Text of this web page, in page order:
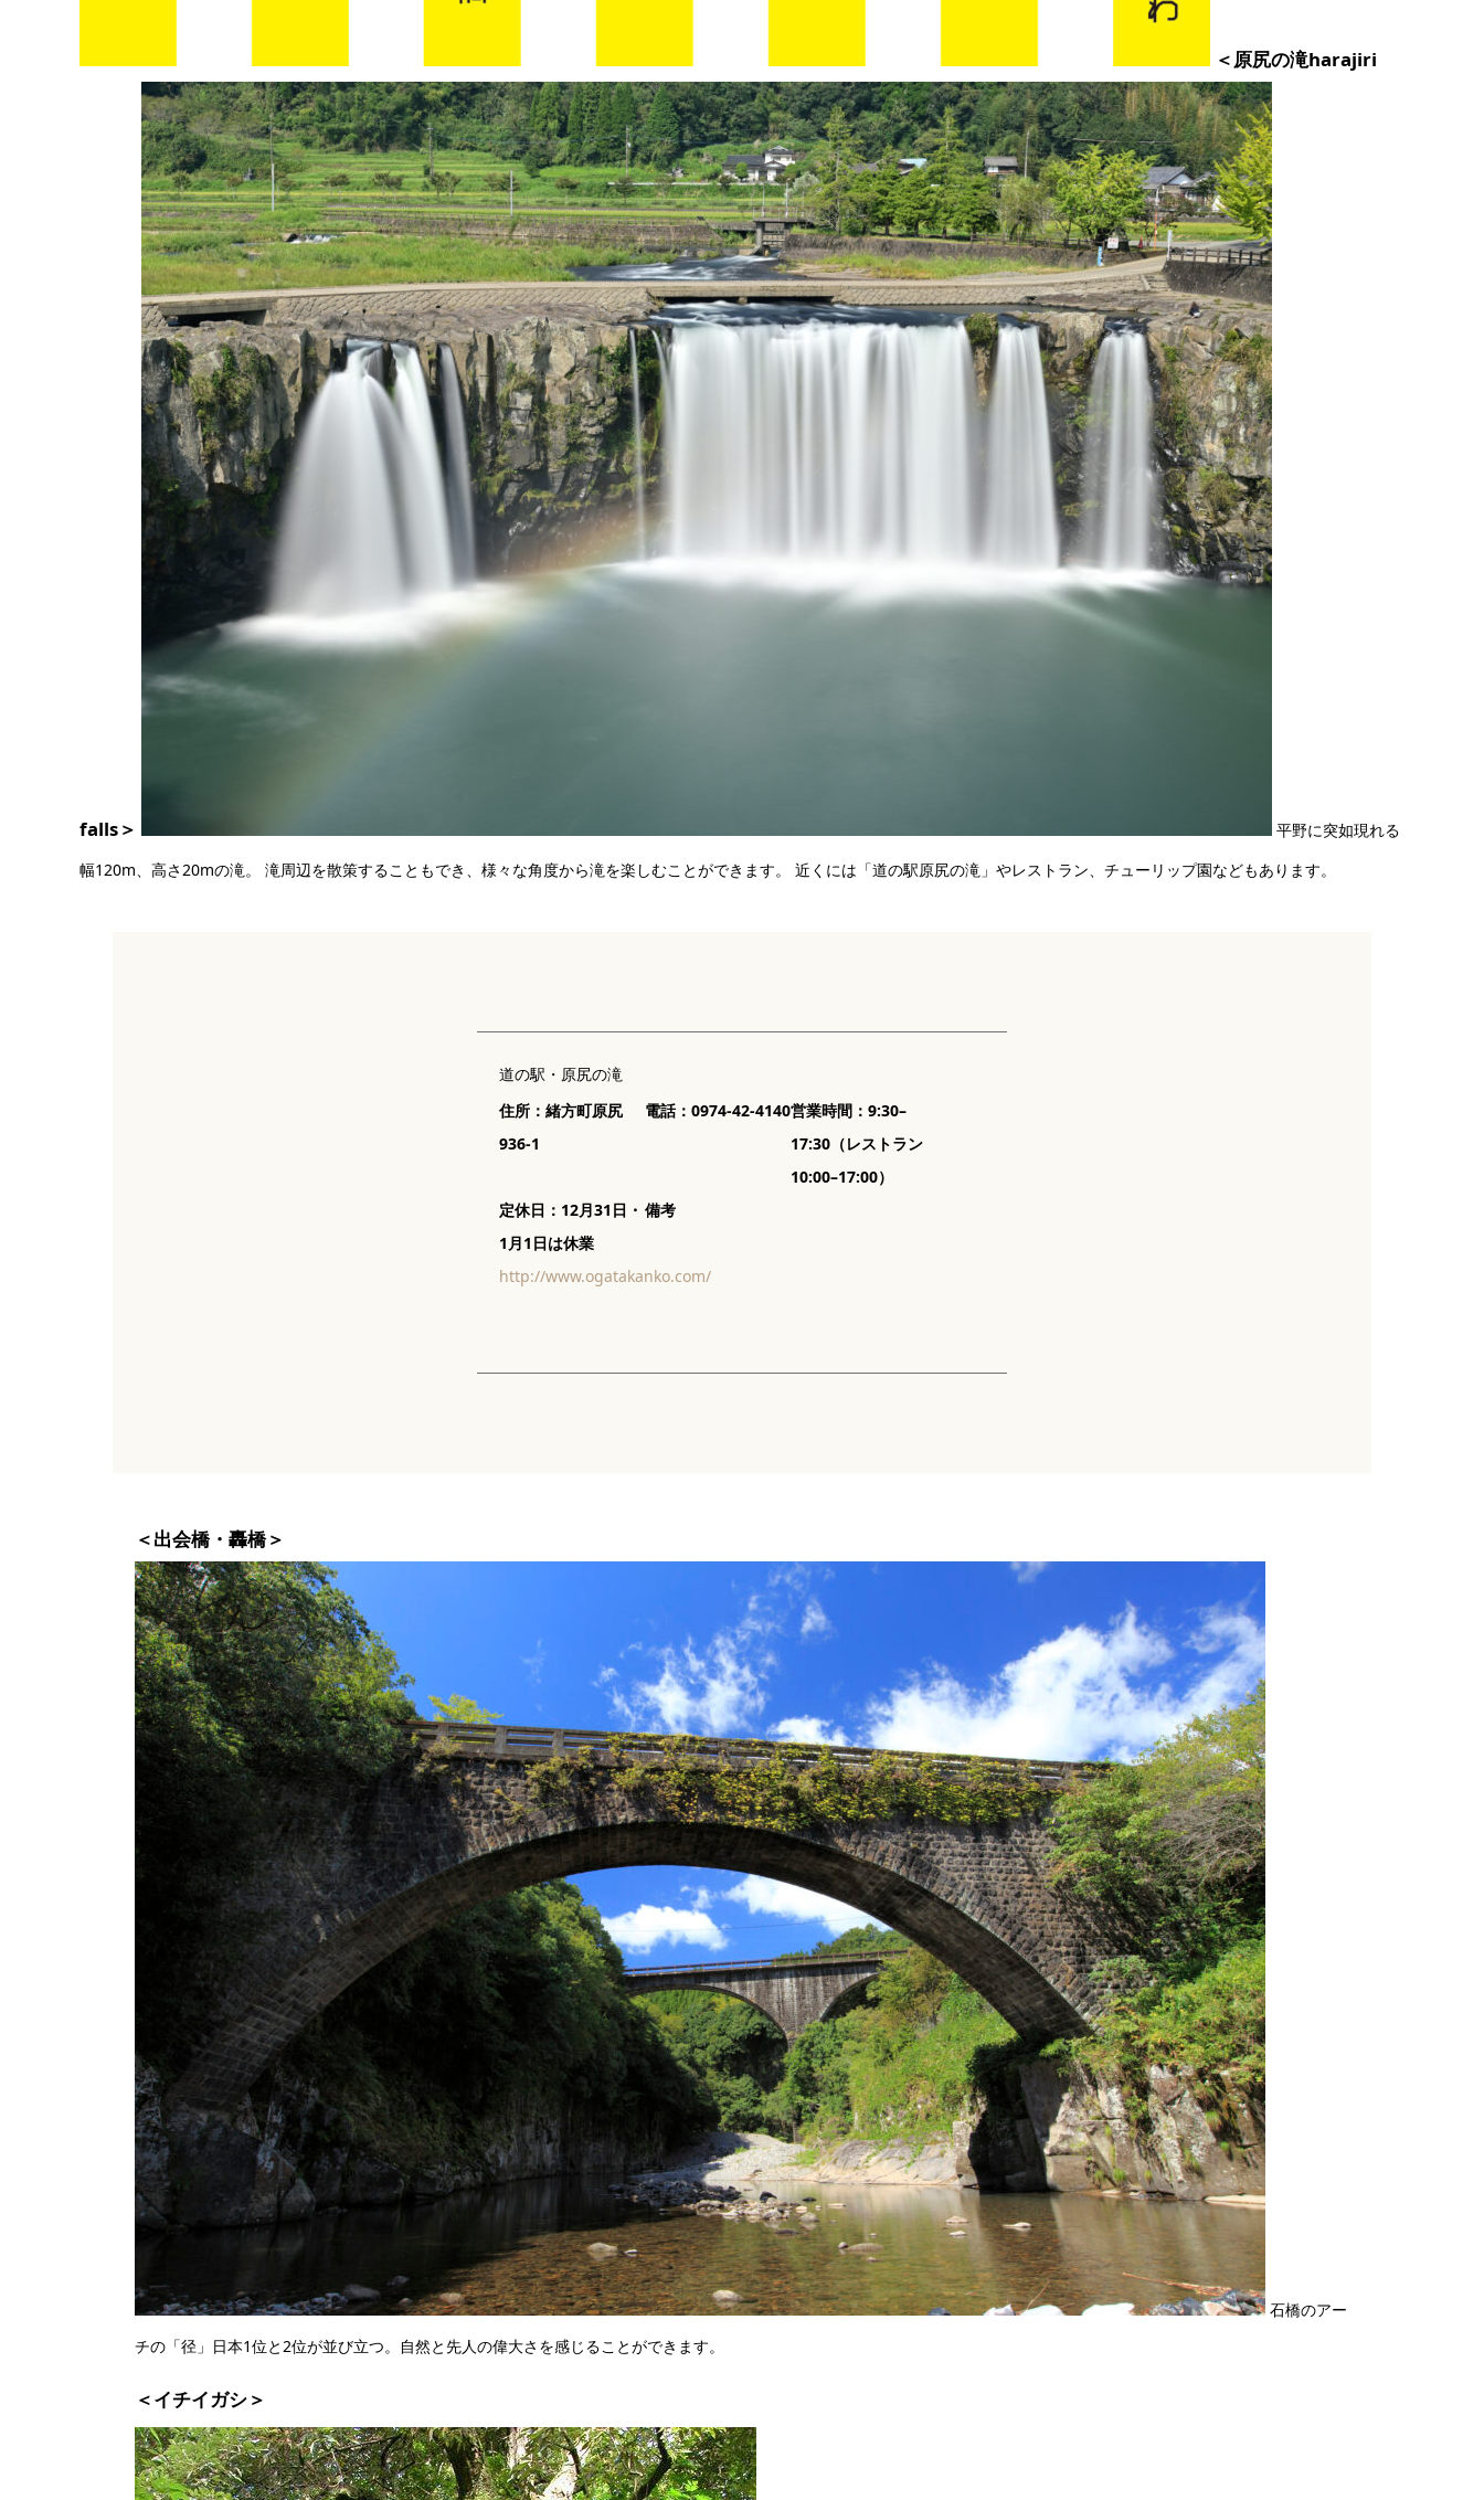
＜原尻の滝harajiri
falls＞
平野に突如現れる
幅120m、高さ20mの滝。 滝周辺を散策することもでき、様々な角度から滝を楽しむことができます。 近くには「道の駅原尻の滝」やレストラン、チューリップ園などもあります。
道の駅・原尻の滝
住所：緒方町原尻
936-1
電話：0974-42-4140営業時間：9:30–
17:30（レストラン
10:00–17:00）
定休日：12月31日・
1月1日は休業
備考
http://www.ogatakanko.com/
＜出会橋・轟橋＞
石橋のアー
チの「径」日本1位と2位が並び立つ。自然と先人の偉大さを感じることができます。
＜イチイガシ＞